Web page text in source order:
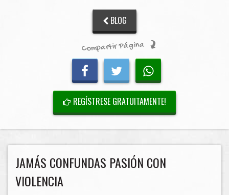
BLOG
Compartir Página
REGÍSTRESE GRATUITAMENTE!
JAMÁS CONFUNDAS PASIÓN CON
VIOLENCIA